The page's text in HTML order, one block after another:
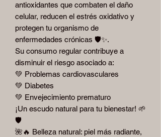
antioxidantes que combaten el daño
celular, reducen el estrés oxidativo y
protegen tu organismo de
enfermedades crónicas 🛡️✨.
Su consumo regular contribuye a
disminuir el riesgo asociado a:
💚 Problemas cardiovasculares
💚 Diabetes
💚 Envejecimiento prematuro
¡Un escudo natural para tu bienestar! 🌱
🛡️
🌺🔥 Belleza natural: piel más radiante,